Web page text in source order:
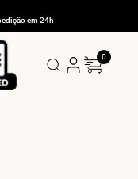
em 24h
0